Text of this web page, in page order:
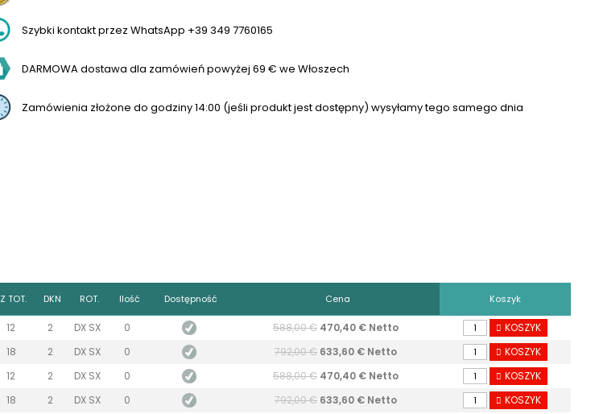
Szybki kontakt przez WhatsApp +39 349 7760165
DARMOWA dostawa dla zamówień powyżej 69 € we Włoszech
Zamówienia złożone do godziny 14:00 (jeśli produkt jest dostępny) wysyłamy tego samego dnia
Z TOT. DKN ROT. Ilość Dostępność Cena Koszyk
12 2 DX SX 0 588,00 € 470,40 € Netto
KOSZYK
18 2 DX SX 0 792,00 € 633,60 € Netto
KOSZYK
12 2 DX SX 0 588,00 € 470,40 € Netto
KOSZYK
18 2 DX SX 0 792,00 € 633,60 € Netto
KOSZYK